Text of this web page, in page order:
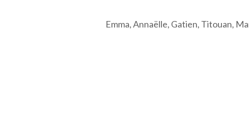
Emma, Annaëlle, Gatien, Titouan,